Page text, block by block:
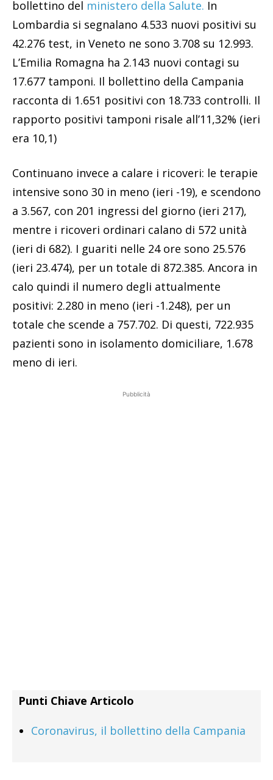
bollettino del ministero della Salute. In
Lombardia si segnalano 4.533 nuovi positivi su
42.276 test, in Veneto ne sono 3.708 su 12.993.
L’Emilia Romagna ha 2.143 nuovi contagi su
17.677 tamponi. Il bollettino della Campania
racconta di 1.651 positivi con 18.733 controlli. Il
rapporto positivi tamponi risale all’11,32% (ieri
era 10,1)
Continuano invece a calare i ricoveri: le terapie
intensive sono 30 in meno (ieri -19), e scendono
a 3.567, con 201 ingressi del giorno (ieri 217),
mentre i ricoveri ordinari calano di 572 unità
(ieri di 682). I guariti nelle 24 ore sono 25.576
(ieri 23.474), per un totale di 872.385. Ancora in
calo quindi il numero degli attualmente
positivi: 2.280 in meno (ieri -1.248), per un
totale che scende a 757.702. Di questi, 722.935
pazienti sono in isolamento domiciliare, 1.678
meno di ieri.
Pubblicità
Punti Chiave Articolo
Coronavirus, il bollettino della Campania